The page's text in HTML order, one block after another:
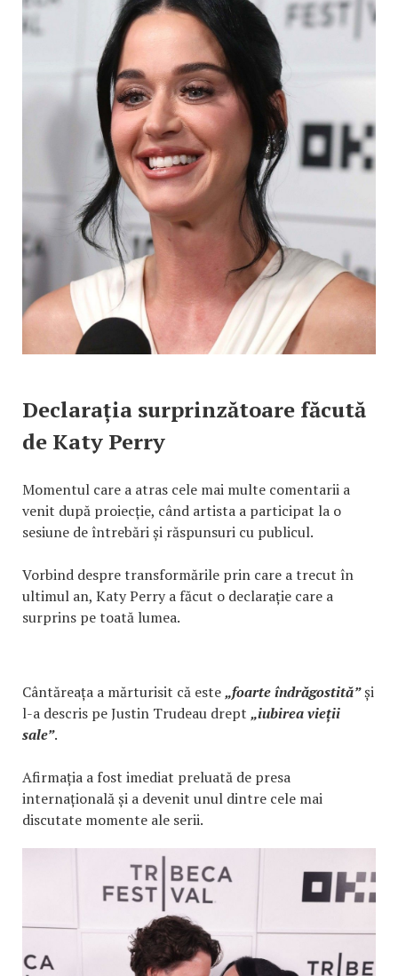
Declarația surprinzătoare făcută
de Katy Perry
Momentul care a atras cele mai multe comentarii a
venit după proiecție, când artista a participat la o
sesiune de întrebări și răspunsuri cu publicul.
Vorbind despre transformările prin care a trecut în
ultimul an, Katy Perry a făcut o declarație care a
surprins pe toată lumea.
Cântăreața a mărturisit că este„foarte îndrăgostită”și
l-a descris pe Justin Trudeau drept „iubirea vieții
sale”.
Afirmația a fost imediat preluată de presa
internațională și a devenit unul dintre cele mai
discutate momente ale serii.